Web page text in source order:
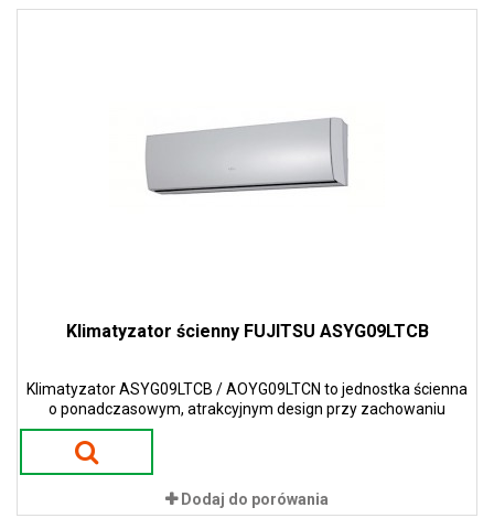
Klimatyzator ścienny FUJITSU ASYG09LTCB
Klimatyzator ASYG09LTCB / AOYG09LTCN to jednostka ścienna
o ponadczasowym, atrakcyjnym design przy zachowaniu
wąskiej i smukłej konstrukcji w kolorze białym.
Dodaj do porówania